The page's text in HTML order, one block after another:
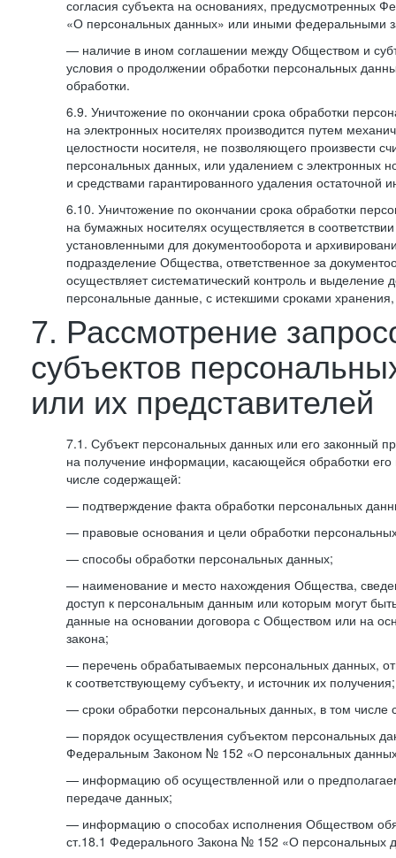
согласия субъекта на основаниях, предусмотренных
«О персональных данных» или иными федеральными
— наличие в ином соглашении между Обществом и
условия о продолжении обработки персональных
обработки.
6.9. Уничтожение по окончании срока обработки
на электронных носителях производится путем
целостности носителя, не позволяющего произвести
персональных данных, или удалением с электронных
и средствами гарантированного удаления остаточной
6.10. Уничтожение по окончании срока обработки
на бумажных носителях осуществляется в
установленными для документооборота и
подразделение Общества, ответственное за
осуществляет систематический контроль и выделение
персональные данные, с истекшими сроками
7. Рассмотрение
субъектов
или их представителей
7.1. Субъект персональных данных или его законный
на получение информации, касающейся обработки
числе содержащей:
— подтверждение факта обработки персональных
— правовые основания и цели обработки
— способы обработки персональных данных;
— наименование и место нахождения Общества,
доступ к персональным данным или которым могут
данные на основании договора с Обществом или на
закона;
— перечень обрабатываемых персональных данных,
к соответствующему субъекту, и источник их получения;
— сроки обработки персональных данных, в том числе
— порядок осуществления субъектом персональных
Федеральным Законом № 152 «О персональных
— информацию об осуществленной или о
передаче данных;
— информацию о способах исполнения Обществом
ст.18.1 Федерального Закона № 152 «О персональных